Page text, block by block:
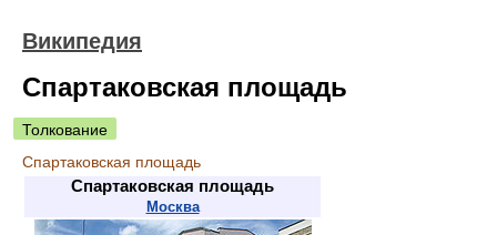
Википедия
Спартаковская площадь
Толкование
Спартаковская площадь
Спартаковская площадь
Москва